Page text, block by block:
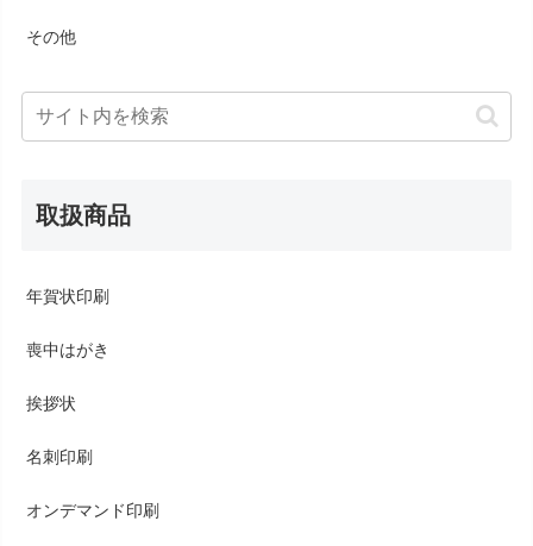
その他
取扱商品
年賀状印刷
喪中はがき
挨拶状
名刺印刷
オンデマンド印刷